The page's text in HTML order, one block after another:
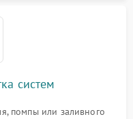
систем
помпы или заливного